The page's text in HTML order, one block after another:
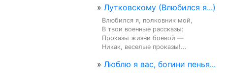
» Лутковскому (Влюбился я...)
Влюбился я, полковник мой,
В твои военные рассказы:
Проказы жизни боевой —
Никак, веселые проказы!...
» Люблю я вас, богини пенья...